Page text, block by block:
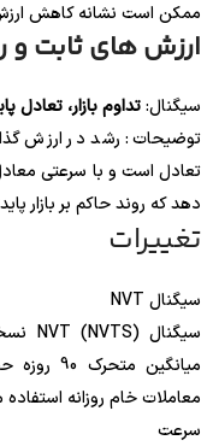
ممکن است نشانه کاهش
ارزش های ثابت و
سیگنال:تداوم بازار، تعادل
توضیحات: رشد در ارزش
تعادل است و با سرعتی
دهد که روند حاکم بر بازار
تغییرات
سیگنال NVT
میانگین
معاملات خام روزانه
سرعت